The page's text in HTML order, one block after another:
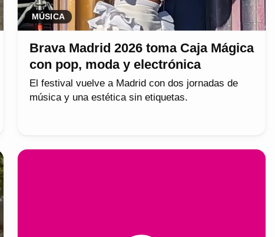
MÚSICA
Brava Madrid 2026 toma Caja Mágica
con pop, moda y electrónica
El festival vuelve a Madrid con dos jornadas de
música y una estética sin etiquetas.